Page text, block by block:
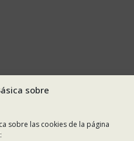
sobre
sobre las cookies de la página